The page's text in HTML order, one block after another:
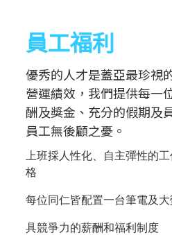
員工福利
優秀的人才是蓋亞最珍視
營運績效，我們提供每一
酬及獎金、充分的假期及
員工無後顧之憂。
上班採人性化、自主彈性的
格
每位同仁皆配置一台筆電及大
具競爭力的薪酬和福利制度